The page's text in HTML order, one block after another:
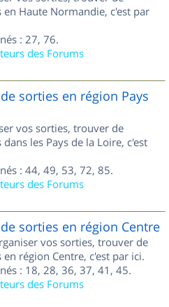
Haute Normandie, c'est par
: 27, 76.
des Forums
sorties en région Pays
vos sorties, trouver de
les Pays de la Loire, c'est
: 44, 49, 53, 72, 85.
des Forums
sorties en région Centre
vos sorties, trouver de
région Centre, c'est par ici.
: 18, 28, 36, 37, 41, 45.
des Forums